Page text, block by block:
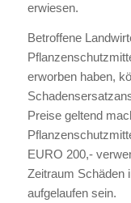
erwiesen.
Betroffene
erworben haben,
Preise geltend
EURO 200,-
Zeitraum Schäden
aufgelaufen sein.